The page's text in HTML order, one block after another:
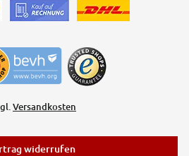
Versandkosten
widerrufen